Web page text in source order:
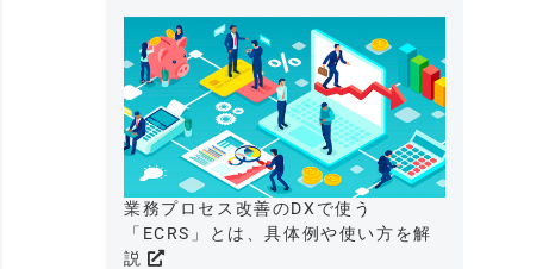
業務プロセス改善のDXで使う
「ECRS」とは、具体例や使い方を解
説